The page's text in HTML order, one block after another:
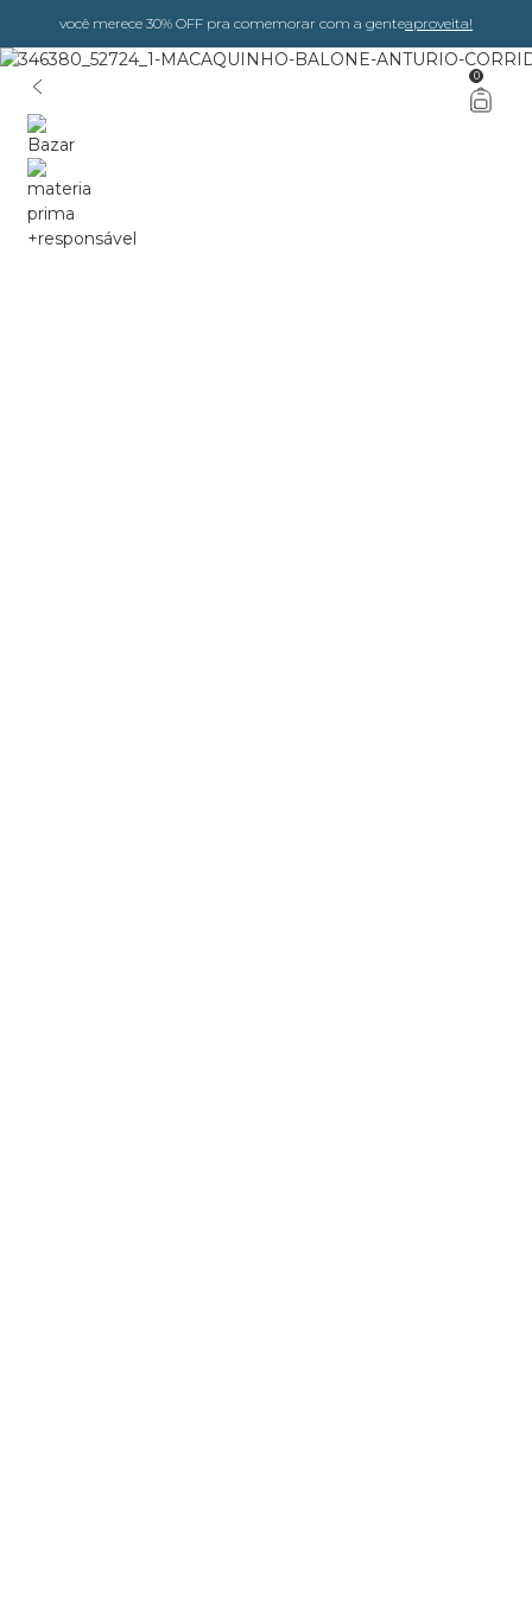
você merece 30% OFF pra comemorar com a genteaproveita!
0